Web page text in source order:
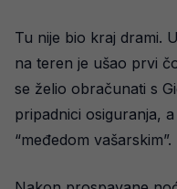
Tu nije bio kraj drami.
na teren je ušao prvi
se želio obračunati s
pripadnici osiguranja,
“međedom vašarskim”.